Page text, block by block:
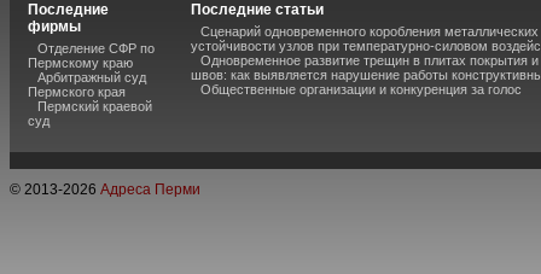
Последние
фирмы
Отделение СФР по
Пермскому краю
Арбитражный суд
Пермского края
Пермский краевой
суд
Последние статьи
Сценарий одновременного коробления
устойчивости узлов при температурно-силовом
Одновременное развитие трещин в плитах покрытия
швов: как выявляется нарушение работы
Общественные организации и конкуренция за голос
© 2013-2026 Адреса Перми